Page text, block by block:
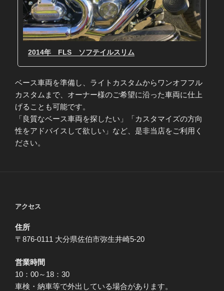
2014年 FLS ソフテイルスリム
ベース車両を準備し、ライトカスタムからワンオフフル
カスタムまで、オーナー様のご希望に沿った車両に仕上
げることも可能です。
「良質なベース車両を探したい」「カスタマイズの方向
性をアドバイスして欲しい」など、是非当店をご利用く
ださい。
アクセス
住所
〒876-0111 大分県佐伯市弥生井崎5-20
営業時間
10：00～18：30
車検・納車等で外出している場合があります。